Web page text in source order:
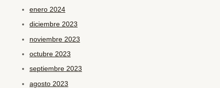
enero 2024
diciembre 2023
noviembre 2023
octubre 2023
septiembre 2023
agosto 2023